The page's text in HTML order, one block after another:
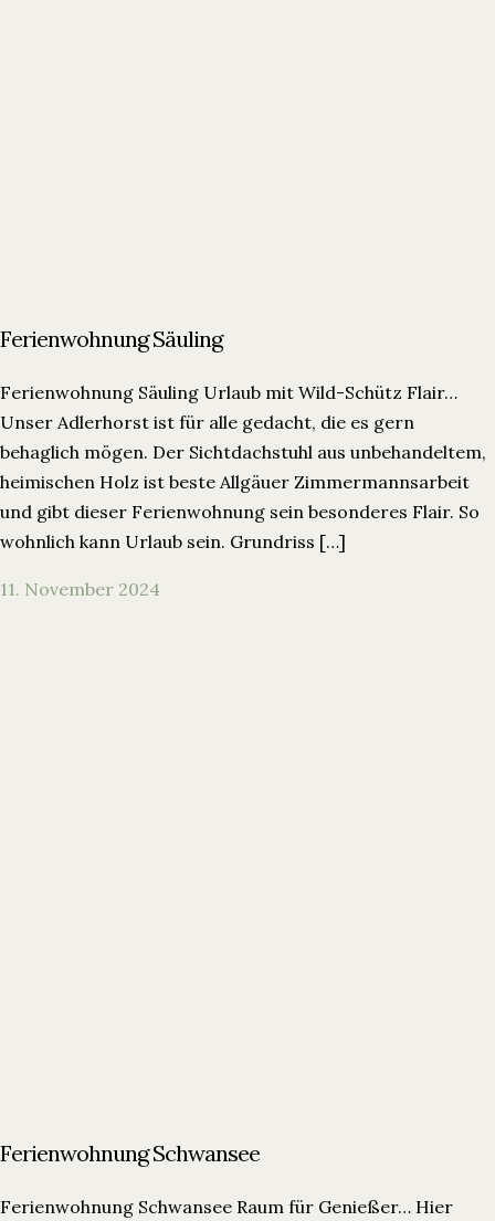
Ferienwohnung Säuling
Ferienwohnung Säuling Urlaub mit Wild-Schütz Flair…
Unser Adlerhorst ist für alle gedacht, die es gern
behaglich mögen. Der Sichtdachstuhl aus unbehandeltem,
heimischen Holz ist beste Allgäuer Zimmermannsarbeit
und gibt dieser Ferienwohnung sein besonderes Flair. So
wohnlich kann Urlaub sein. Grundriss […]
11. November 2024
Ferienwohnung Schwansee
Ferienwohnung Schwansee Raum für Genießer… Hier